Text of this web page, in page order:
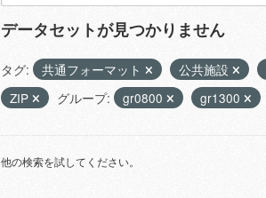
データセットが見つかりません
タグ: 共通フォーマット 公共施設
ZIP
グループ: gr0800 gr1300
他の検索を試してください。